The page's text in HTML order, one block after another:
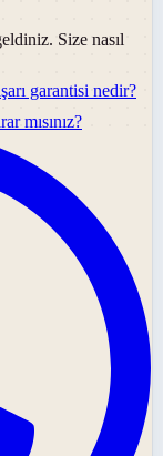
Size nasıl
garantisi nedir?
mısınız?